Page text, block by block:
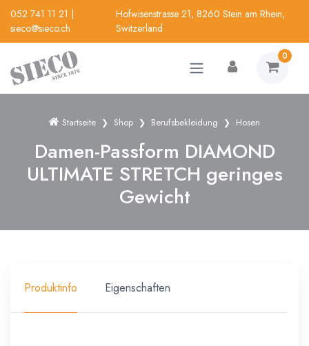
052 741 11 21
sieco@sieco.ch
Hofwisenstrasse 21, 8260 Stein am Rhein,
Switzerland
0
Startseite Shop Berufsbekleidung Hosen
Damen-Passform DIAMOND
ULTIMATE STRETCH geringes
Gewicht
Produktinfo Eigenschaften